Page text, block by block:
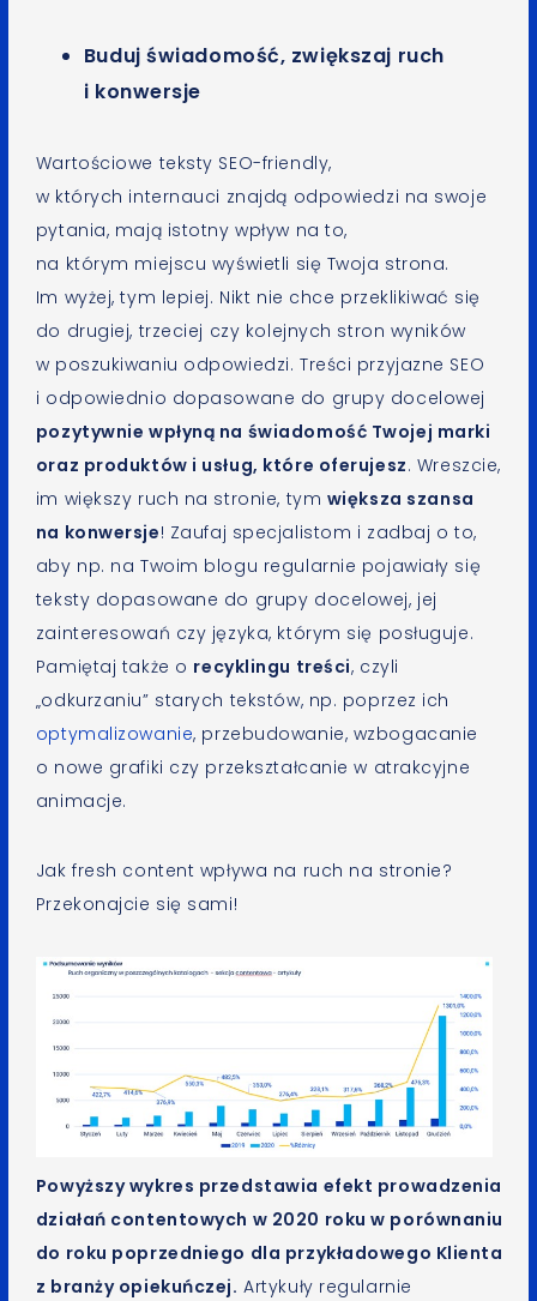
Buduj świadomość, zwiększaj ruch
i konwersje
Wartościowe teksty SEO-friendly,
w których internauci znajdą odpowiedzi na swoje
pytania, mają istotny wpływ na to,
na którym miejscu wyświetli się Twoja strona.
Im wyżej, tym lepiej. Nikt nie chce przeklikiwać się
do drugiej, trzeciej czy kolejnych stron wyników
w poszukiwaniu odpowiedzi. Treści przyjazne SEO
i odpowiednio dopasowane do grupy docelowej
pozytywnie wpłyną na świadomość Twojej marki
oraz produktów i usług, które oferujesz. Wreszcie,
im większy ruch na stronie, tym większa szansa
na konwersje! Zaufaj specjalistom i zadbaj o to,
aby np. na Twoim blogu regularnie pojawiały się
teksty dopasowane do grupy docelowej, jej
zainteresowań czy języka, którym się posługuje.
Pamiętaj także o recyklingu treści, czyli
„odkurzaniu” starych tekstów, np. poprzez ich
optymalizowanie, przebudowanie, wzbogacanie
o nowe grafiki czy przekształcanie w atrakcyjne
animacje.
Jak fresh content wpływa na ruch na stronie?
Przekonajcie się sami!
Powyższy wykres przedstawia efekt prowadzenia
działań contentowych w 2020 roku w porównaniu
do roku poprzedniego dla przykładowego Klienta
z branży opiekuńczej. Artykuły regularnie